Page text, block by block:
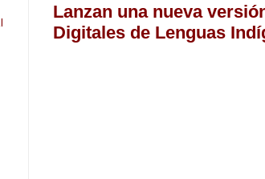
Lanzan una nueva
Digitales de Lenguas